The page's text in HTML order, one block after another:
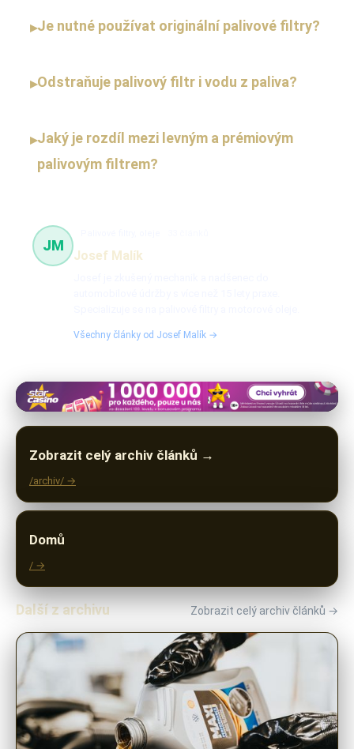
▸Je nutné používat originální palivové filtry?
▸Odstraňuje palivový filtr i vodu z paliva?
▸Jaký je rozdíl mezi levným a prémiovým
palivovým filtrem?
JM
Josef Malík
Všechny články od Josef Malík →
Zobrazit celý archiv článků →
/archiv/ →
Domů
/ →
Další z archivu Zobrazit celý archiv článků →